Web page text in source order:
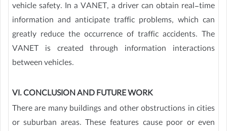
vehicle safety. In a VANET, a driver can obtain real-time
information and anticipate traffic problems, which can
greatly reduce the occurrence of traffic accidents. The
VANET is created through information interactions
between vehicles.
VI. CONCLUSION AND FUTURE WORK
There are many buildings and other obstructions in cities
or suburban areas. These features cause poor or even